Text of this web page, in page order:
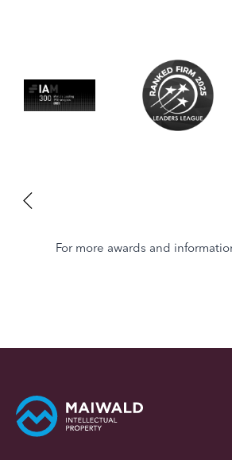
For more awards and